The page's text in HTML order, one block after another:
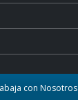
con Nosotros